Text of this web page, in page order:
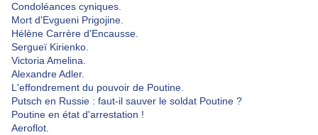
Condoléances cyniques.
Mort d'Evgueni Prigojine.
Hélène Carrère d'Encausse.
Sergueï Kirienko.
Victoria Amelina.
Alexandre Adler.
L'effondrement du pouvoir de Poutine.
Putsch en Russie : faut-il sauver le soldat Poutine ?
Poutine en état d'arrestation !
Aeroflot.